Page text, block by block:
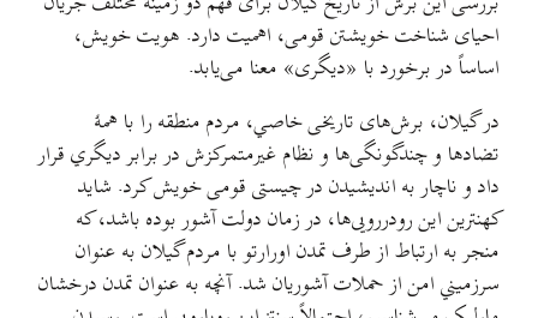
احیای شناخت خویشتن قومی، اهمیت دارد. هویت خویش،
اساساً در برخورد با «دیگری» معنا می‌یابد.
در گیلان، برش‌های تاریخی خاصي، مردم منطقه را با همهٔ
تضادها و چندگونگی‌ها و نظام غیرمتمرکزش در برابر دیگري قرار
داد و ناچار به اندیشیدن در چیستی قومی خویش کرد. شاید
کهنترین این رودررویی‌ها، در زمان دولت آشور بوده باشد، که
منجر به ارتباط از طرف تمدن اورارتو با مردم گیلان به عنوان
سرزمیني امن از حملات آشوریان شد. آنچه به عنوان تمدن درخشان